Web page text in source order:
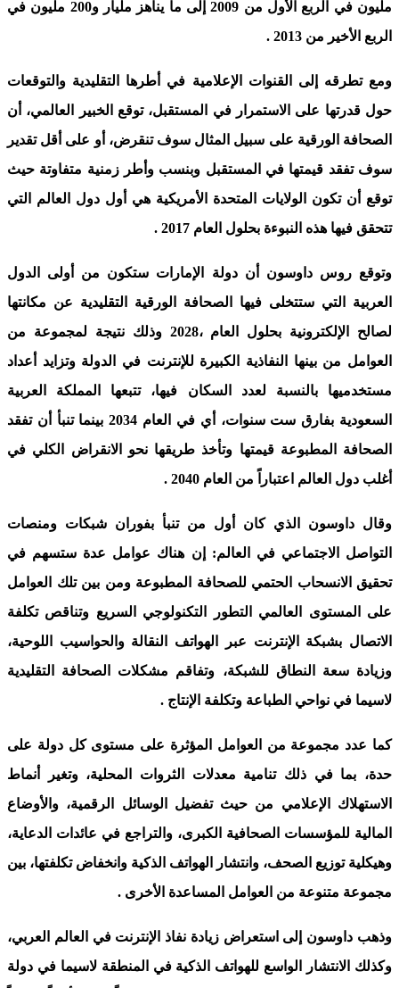
مليون في الربع الأول من 2009 إلى ما يناهز مليار و200 مليون في
الربع الأخير من 2013
.
ومع تطرقه إلى القنوات الإعلامية في أطرها التقليدية والتوقعات
حول قدرتها على الاستمرار في المستقبل، توقع الخبير العالمي، أن
الصحافة الورقية على سبيل المثال سوف تنقرض، أو على أقل تقدير
سوف تفقد قيمتها في المستقبل وبنسب وأطر زمنية متفاوتة حيث
توقع أن تكون الولايات المتحدة الأمريكية هي أول دول العالم التي
تتحقق فيها هذه النبوءة بحلول العام 2017
.
وتوقع روس داوسون أن دولة الإمارات ستكون من أولى الدول
العربية التي ستتخلى فيها الصحافة الورقية التقليدية عن مكانتها
لصالح الإلكترونية بحلول العام ،2028 وذلك نتيجة لمجموعة من
العوامل من بينها النفاذية الكبيرة للإنترنت في الدولة وتزايد أعداد
مستخدميها بالنسبة لعدد السكان فيها، تتبعها المملكة العربية
السعودية بفارق ست سنوات، أي في العام 2034 بينما تنبأ أن تفقد
الصحافة المطبوعة قيمتها وتأخذ طريقها نحو الانقراض الكلي في
أغلب دول العالم اعتباراً من العام 2040
.
وقال داوسون الذي كان أول من تنبأ بفوران شبكات ومنصات
التواصل الاجتماعي في العالم: إن هناك عوامل عدة ستسهم في
تحقيق الانسحاب الحتمي للصحافة المطبوعة ومن بين تلك العوامل
على المستوى العالمي التطور التكنولوجي السريع وتناقص تكلفة
الاتصال بشبكة الإنترنت عبر الهواتف النقالة والحواسيب اللوحية،
وزيادة سعة النطاق للشبكة، وتفاقم مشكلات الصحافة التقليدية
لاسيما في نواحي الطباعة وتكلفة الإنتاج .
كما عدد مجموعة من العوامل المؤثرة على مستوى كل دولة على
حدة، بما في ذلك تنامية معدلات الثروات المحلية، وتغير أنماط
الاستهلاك الإعلامي من حيث تفضيل الوسائل الرقمية، والأوضاع
المالية للمؤسسات الصحافية الكبرى، والتراجع في عائدات الدعاية،
وهيكلية توزيع الصحف، وانتشار الهواتف الذكية وانخفاض تكلفتها، بين
مجموعة متنوعة من العوامل المساعدة الأخرى .
وذهب داوسون إلى استعراض زيادة نفاذ الإنترنت في العالم العربي،
وكذلك الانتشار الواسع للهواتف الذكية في المنطقة لاسيما في دولة